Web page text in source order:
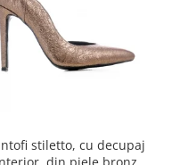
stiletto, cu decupaj